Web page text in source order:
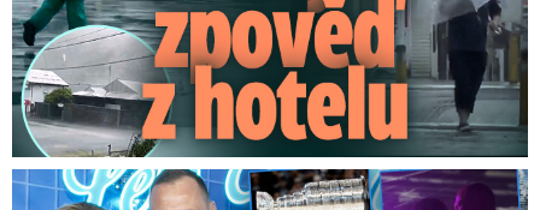
Na Gáboríka se sypou obvinění z nevěry: Reakce manželky!